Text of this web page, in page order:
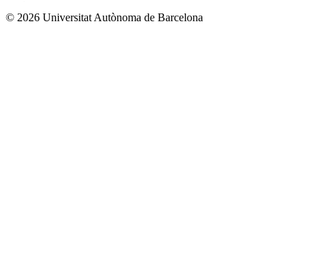
© 2026 Universitat Autònoma de Barcelona